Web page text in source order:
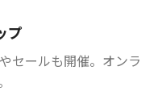
プ
セールも開催。オンラ